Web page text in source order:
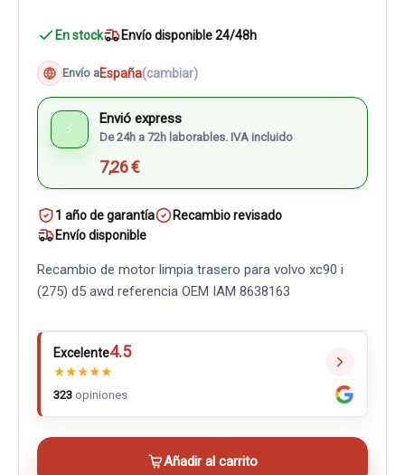
En stock Envío disponible 24/48h
Envío aEspaña(cambiar)
⚡
Envió express
De 24h a 72h laborables. IVA incluido
7,26 €
1 año de garantía
Recambio revisado
Envío disponible
Recambio de motor limpia trasero para volvo xc90 i
(275) d5 awd referencia OEM IAM 8638163
Excelente4.5
★★★★★
323 opiniones
Añadir al carrito